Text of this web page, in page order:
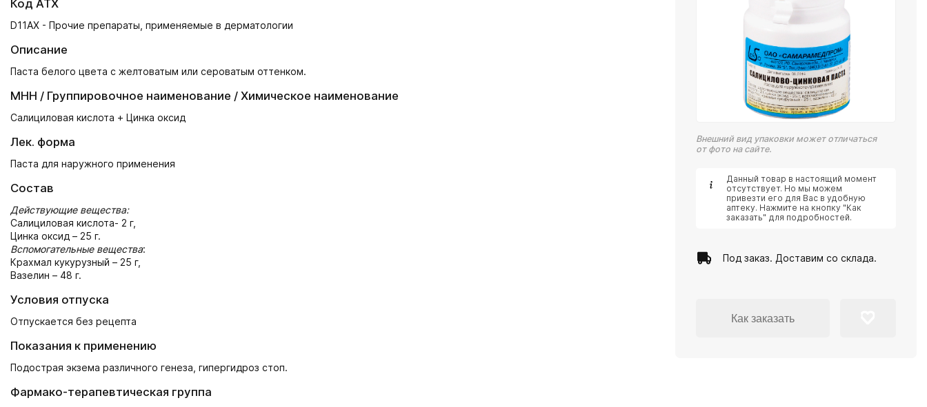
Код АТХ
D11AX - Прочие препараты, применяемые в дерматологии
Описание
Паста белого цвета с желтоватым или сероватым оттенком.
МНН / Группировочное наименование / Химическое наименование
Салициловая кислота + Цинка оксид
Лек. форма
Паста для наружного применения
Состав
Действующие вещества:
Салициловая кислота- 2 г,
Цинка оксид – 25 г.
Вспомогательные вещества:
Крахмал кукурузный – 25 г,
Вазелин – 48 г.
Условия отпуска
Отпускается без рецепта
Показания к применению
Подострая экзема различного генеза, гипергидроз стоп.
Фармако-терапевтическая группа
Внешний вид упаковки может отличаться
от фото на сайте.
Данный товар в настоящий момент
отсутствует. Но мы можем
привезти его для Вас в удобную
аптеку. Нажмите на кнопку "Как
заказать" для подробностей.
Под заказ. Доставим со склада.
Как заказать